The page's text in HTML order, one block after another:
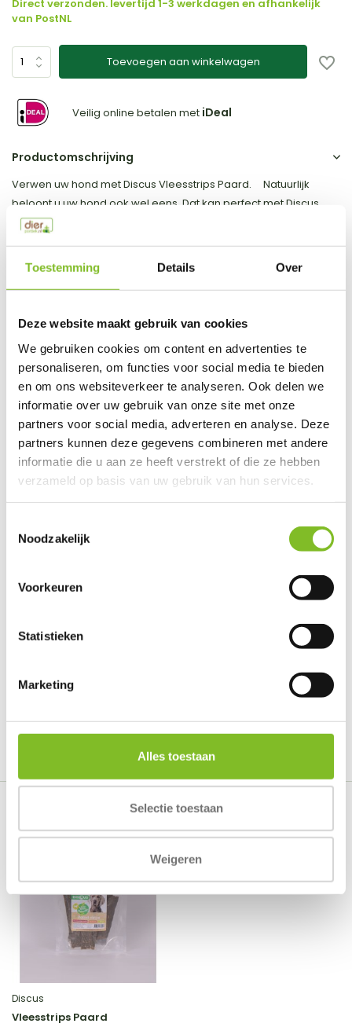
Toestemming Details Over
Deze website maakt gebruik van cookies
We gebruiken cookies om content en advertenties te
personaliseren, om functies voor social media te bieden
en om ons websiteverkeer te analyseren. Ook delen we
informatie over uw gebruik van onze site met onze
partners voor social media, adverteren en analyse. Deze
partners kunnen deze gegevens combineren met andere
informatie die u aan ze heeft verstrekt of die ze hebben
verzameld op basis van uw gebruik van hun services.
Noodzakelijk
Voorkeuren
Statistieken
Marketing
Alles toestaan
Selectie toestaan
Weigeren
Direct verzonden. levertijd 1-3 werkdagen en afhankelijk
van PostNL
Toevoegen aan winkelwagen
Veilig online betalen met iDeal
Productomschrijving
Verwen uw hond met Discus Vleesstrips Paard. Natuurlijk
beloont u uw hond ook wel eens. Dat kan perfect met Discus
vleesstrips. De vleesstrips zijn verkrijgbaar in 9 unieke smaken,
ongeveer 12cm lang en 2 cm breed. U kunt ze gemakkelijk
breken om er een stukje van te geven, of ...
Productspecificaties
EAN 8718969674607
Do you have a question about this product?
Our employee is happy to help you find the right product
Send mail
Reviews
Discus
Vleesstrips Paard